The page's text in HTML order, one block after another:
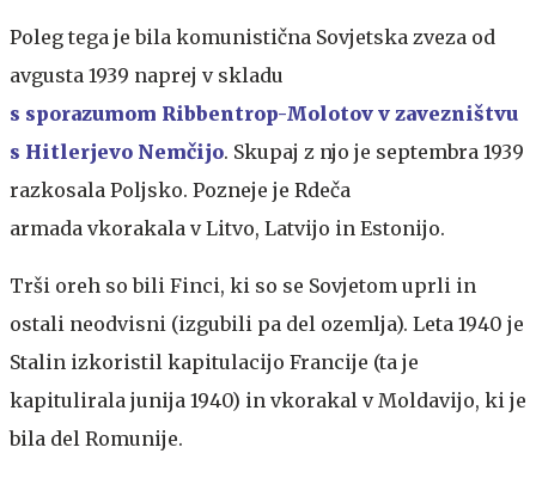
Poleg tega je bila komunistična Sovjetska zveza od
avgusta 1939 naprej v skladu
s sporazumom Ribbentrop-Molotov v zavezništvu
s Hitlerjevo Nemčijo. Skupaj z njo je septembra 1939
razkosala Poljsko. Pozneje je Rdeča
armada vkorakala v Litvo, Latvijo in Estonijo.
Trši oreh so bili Finci, ki so se Sovjetom uprli in
ostali neodvisni (izgubili pa del ozemlja). Leta 1940 je
Stalin izkoristil kapitulacijo Francije (ta je
kapitulirala junija 1940) in vkorakal v Moldavijo, ki je
bila del Romunije.